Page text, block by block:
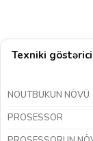
Texniki
NOUTBUKUN NÖVÜ
PROSESSOR